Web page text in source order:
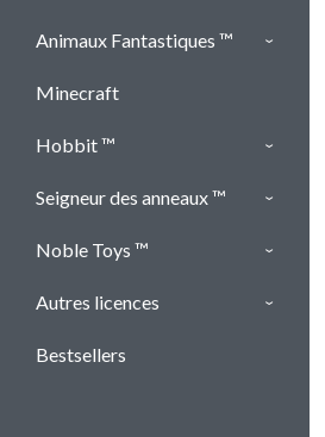
Animaux Fantastiques ™
Minecraft
Hobbit ™
Seigneur des anneaux ™
Noble Toys ™
Autres licences
Bestsellers